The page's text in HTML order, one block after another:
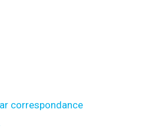
correspondance